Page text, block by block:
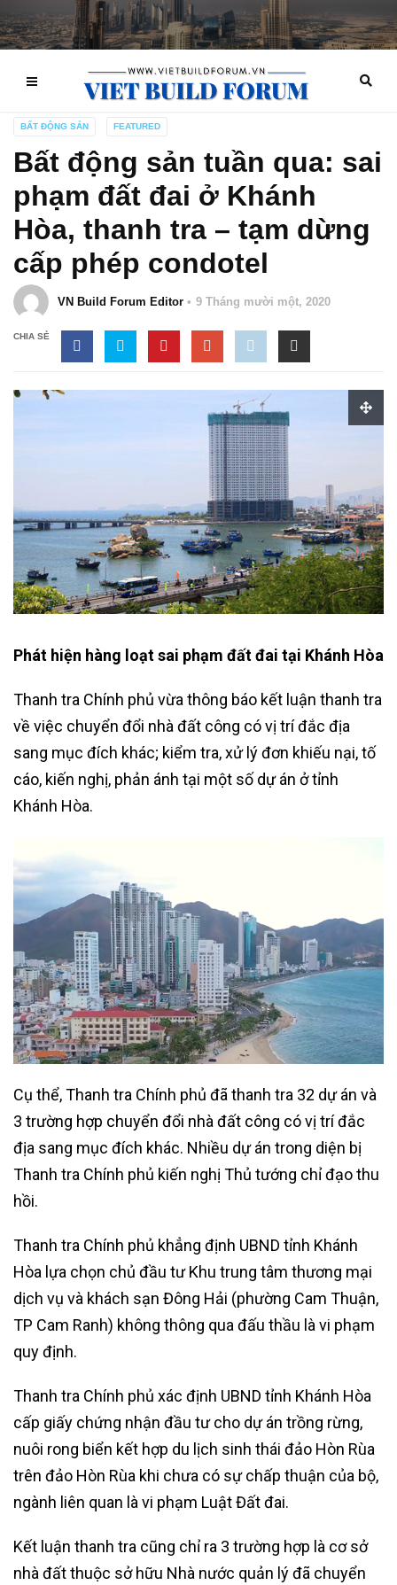
BẤT ĐỘNG SẢN FEATURED
Bất động sản tuần qua: sai
phạm đất đai ở Khánh
Hòa, thanh tra – tạm dừng
cấp phép condotel
VN Build Forum Editor 9 Tháng mười một, 2020
CHIA SẺ
Phát hiện hàng loạt sai phạm đất đai tại Khánh Hòa
Thanh tra Chính phủ vừa thông báo kết luận thanh tra
về việc chuyển đổi nhà đất công có vị trí đắc địa
sang mục đích khác; kiểm tra, xử lý đơn khiếu nại, tố
cáo, kiến nghị, phản ánh tại một số dự án ở tỉnh
Khánh Hòa.
Cụ thể, Thanh tra Chính phủ đã thanh tra 32 dự án và
3 trường hợp chuyển đổi nhà đất công có vị trí đắc
địa sang mục đích khác. Nhiều dự án trong diện bị
Thanh tra Chính phủ kiến nghị Thủ tướng chỉ đạo thu
hồi.
Thanh tra Chính phủ khẳng định UBND tỉnh Khánh
Hòa lựa chọn chủ đầu tư Khu trung tâm thương mại
dịch vụ và khách sạn Đông Hải (phường Cam Thuận,
TP Cam Ranh) không thông qua đấu thầu là vi phạm
quy định.
Thanh tra Chính phủ xác định UBND tỉnh Khánh Hòa
cấp giấy chứng nhận đầu tư cho dự án trồng rừng,
nuôi rong biển kết hợp du lịch sinh thái đảo Hòn Rùa
trên đảo Hòn Rùa khi chưa có sự chấp thuận của bộ,
ngành liên quan là vi phạm Luật Đất đai.
Kết luận thanh tra cũng chỉ ra 3 trường hợp là cơ sở
nhà đất thuộc sở hữu Nhà nước quản lý đã chuyển